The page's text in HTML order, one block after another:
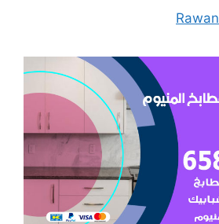
Rawan